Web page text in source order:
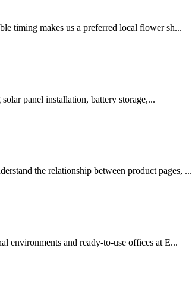
timing makes us a preferred local flower sh...
panel installation, battery storage,...
the relationship between product pages, ...
environments and ready-to-use offices at E...